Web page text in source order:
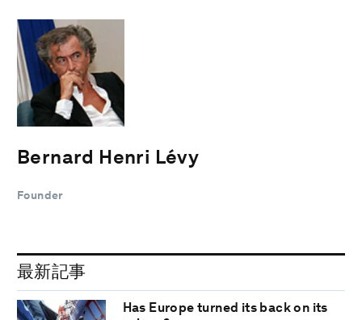
Bernard Henri Lévy
Founder
最新記事
Has Europe turned its back on its